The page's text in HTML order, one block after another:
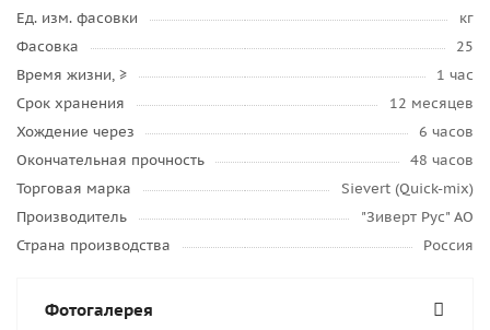
Ед. изм. фасовки
кг
Фасовка
25
Время жизни, ≥
1 час
Срок хранения
12 месяцев
Хождение через
6 часов
Окончательная прочность
48 часов
Торговая марка
Sievert (Quick-mix)
Производитель
"Зиверт Рус" АО
Страна производства
Россия
Фотогалерея